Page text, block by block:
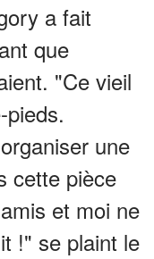
a fait
que
"Ce vieil
une
cette pièce
et moi ne
!" se plaint le